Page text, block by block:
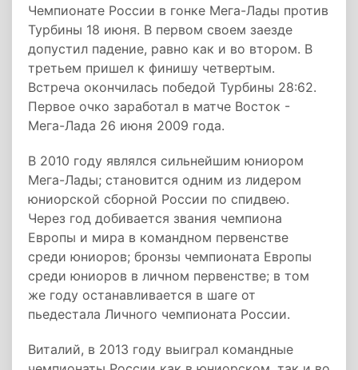
Чемпионате России в гонке Мега-Лады против
Турбины 18 июня. В первом своем заезде
допустил падение, равно как и во втором. В
третьем пришел к финишу четвертым.
Встреча окончилась победой Турбины 28:62.
Первое очко заработал в матче Восток -
Мега-Лада 26 июня 2009 года.
В 2010 году являлся сильнейшим юниором
Мега-Лады; становится одним из лидером
юниорской сборной России по спидвею.
Через год добивается звания чемпиона
Европы и мира в командном первенстве
среди юниоров; бронзы чемпионата Европы
среди юниоров в личном первенстве; в том
же году останавливается в шаге от
пьедестала Личного чемпионата России.
Виталий, в 2013 году выиграл командные